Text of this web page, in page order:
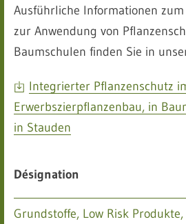
Ausführliche Informationen
zur Anwendung von
Baumschulen finden Sie in
Integrierter Pflanzenschutz
Erwerbszierpflanzenbau, in
in Stauden
Désignation
Grundstoffe, Low Risk Produkte,